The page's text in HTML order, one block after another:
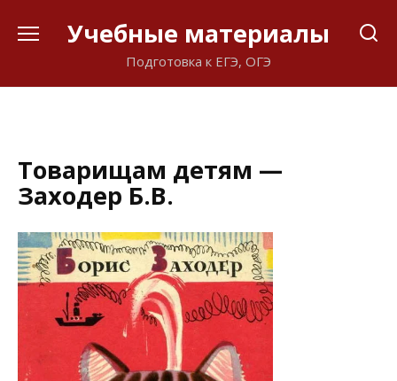
Учебные материалы
Подготовка к ЕГЭ, ОГЭ
Товарищам детям —
Заходер Б.В.